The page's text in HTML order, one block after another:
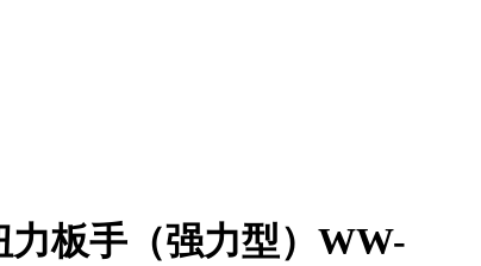
力板手（强力型）WW-